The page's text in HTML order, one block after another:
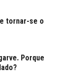
tornar-se o
Porque